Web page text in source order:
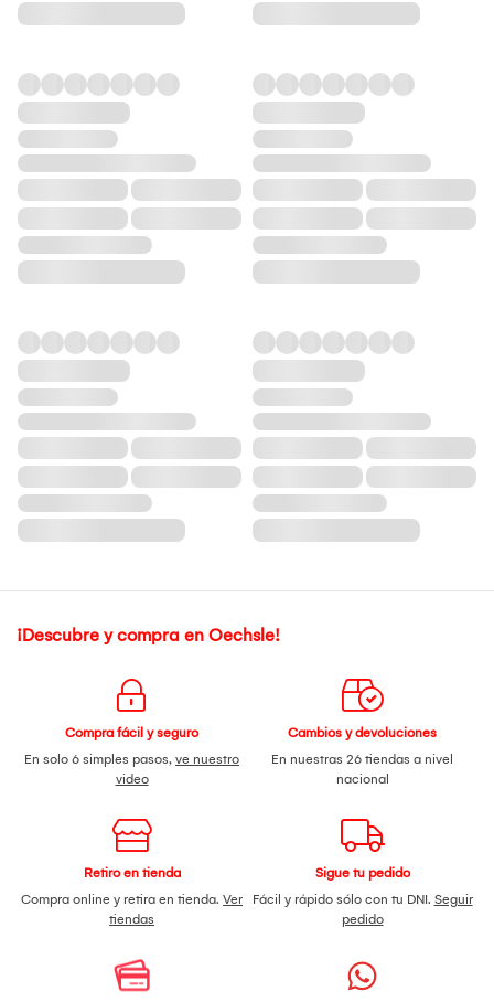
¡Descubre y compra en Oechsle!
Compra fácil y seguro
En solo 6 simples pasos, ve nuestro
video
Cambios y devoluciones
En nuestras 26 tiendas a nivel
nacional
Retiro en tienda
Compra online y retira en tienda. Ver
tiendas
Sigue tu pedido
Fácil y rápido sólo con tu DNI. Seguir
pedido